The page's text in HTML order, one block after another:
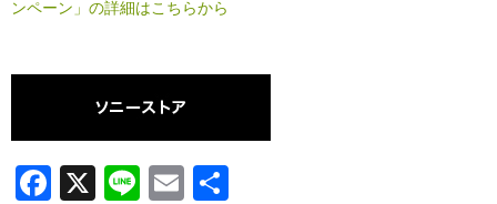
ンペーン」の詳細はこちらから
F
X
Li
E